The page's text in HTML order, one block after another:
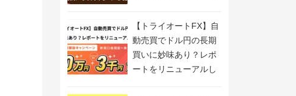
催！
【トライオートFX】自
動売買でドル円の長期
買いに妙味あり？レポ
ートをリニューアルし